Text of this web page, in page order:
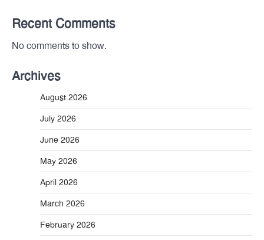
Recent Comments
No comments to show.
Archives
August 2026
July 2026
June 2026
May 2026
April 2026
March 2026
February 2026